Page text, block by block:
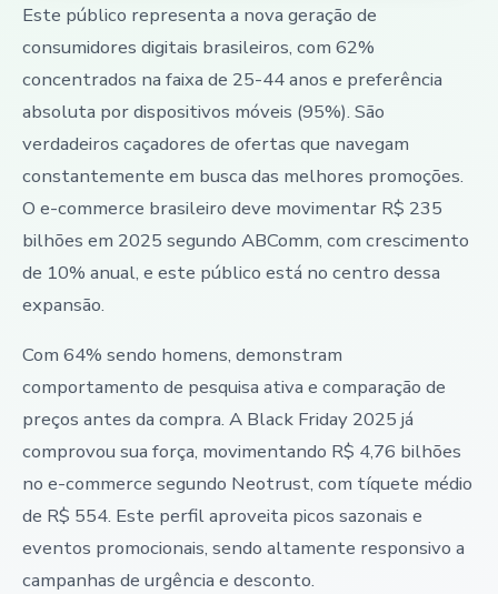
Este público representa a nova geração de
consumidores digitais brasileiros, com 62%
concentrados na faixa de 25-44 anos e preferência
absoluta por dispositivos móveis (95%). São
verdadeiros caçadores de ofertas que navegam
constantemente em busca das melhores promoções.
O e-commerce brasileiro deve movimentar R$ 235
bilhões em 2025 segundo ABComm, com crescimento
de 10% anual, e este público está no centro dessa
expansão.
Com 64% sendo homens, demonstram
comportamento de pesquisa ativa e comparação de
preços antes da compra. A Black Friday 2025 já
comprovou sua força, movimentando R$ 4,76 bilhões
no e-commerce segundo Neotrust, com tíquete médio
de R$ 554. Este perfil aproveita picos sazonais e
eventos promocionais, sendo altamente responsivo a
campanhas de urgência e desconto.